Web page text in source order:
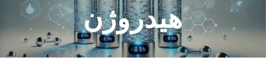
هیدروژن